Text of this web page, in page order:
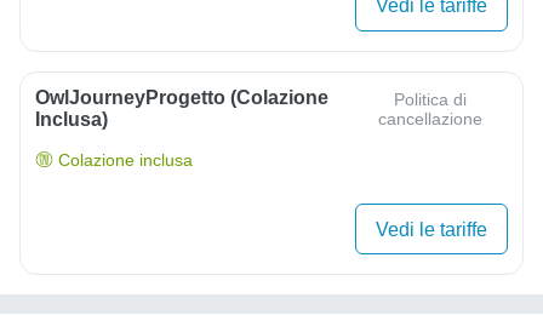
Vedi le tariffe
OwlJourneyProgetto (colazione
Inclusa)
Politica di
cancellazione
Colazione inclusa
Vedi le tariffe